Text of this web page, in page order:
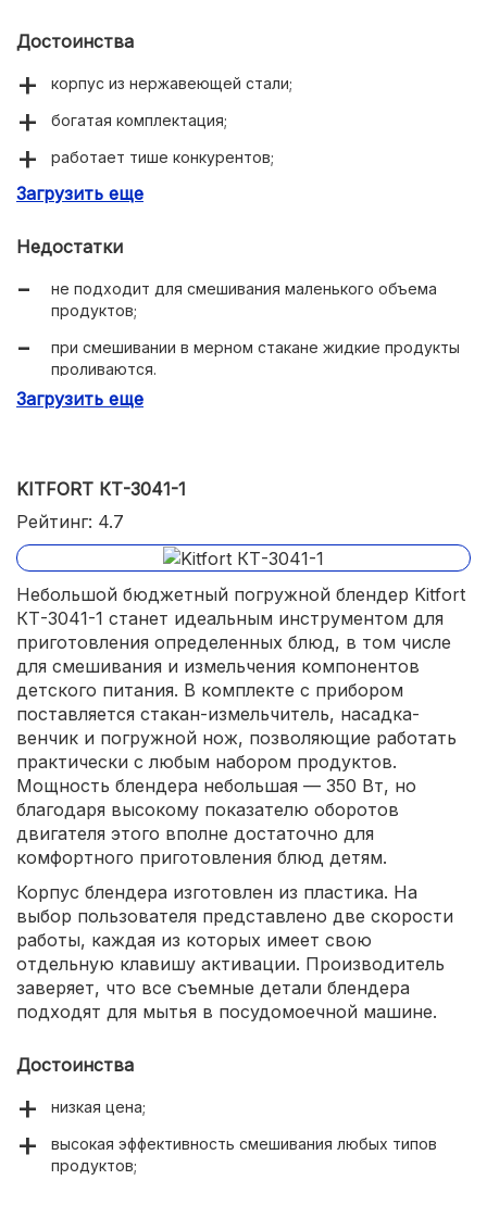
Достоинства
корпус из нержавеющей стали;
богатая комплектация;
работает тише конкурентов;
все аксессуары подходят для мытья в
подходит для приготовления любых типов
Загрузить еще
Недостатки
не подходит для смешивания маленького объема
продуктов;
при смешивании в мерном стакане жидкие продукты
проливаются.
Загрузить еще
KITFORT КТ-3041-1
Рейтинг: 4.7
Небольшой бюджетный погружной блендер Kitfort
КТ-3041-1 станет идеальным инструментом для
приготовления определенных блюд, в том числе
для смешивания и измельчения компонентов
детского питания. В комплекте с прибором
поставляется стакан-измельчитель, насадка-
венчик и погружной нож, позволяющие работать
практически с любым набором продуктов.
Мощность блендера небольшая — 350 Вт, но
благодаря высокому показателю оборотов
двигателя этого вполне достаточно для
комфортного приготовления блюд детям.
Корпус блендера изготовлен из пластика. На
выбор пользователя представлено две скорости
работы, каждая из которых имеет свою
отдельную клавишу активации. Производитель
заверяет, что все съемные детали блендера
подходят для мытья в посудомоечной машине.
Достоинства
низкая цена;
высокая эффективность смешивания любых типов
продуктов;